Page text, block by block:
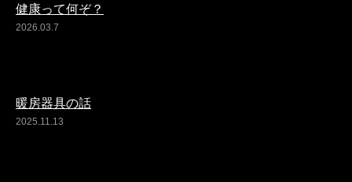
健康って何ぞ？
2026.03.7
暖房器具の話
2025.11.13